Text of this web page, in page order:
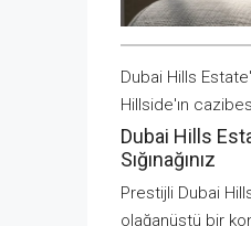
Dubai Hills
Hillside'ın
Dubai Hills
Sığınağınız
Prestijli Dubai
olağanüstü bir